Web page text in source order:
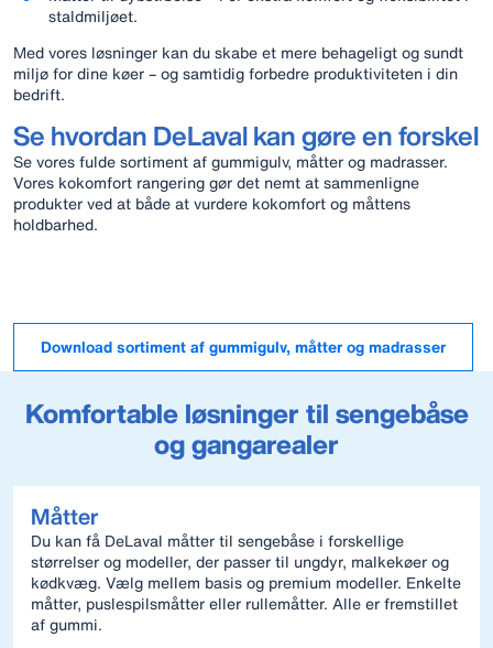
staldmiljøet.
Med vores løsninger kan du skabe et mere behageligt og sundt
miljø for dine køer – og samtidig forbedre produktiviteten i din
bedrift.
Se hvordan DeLaval kan gøre en forskel
Se vores fulde sortiment af gummigulv, måtter og madrasser.
Vores kokomfort rangering gør det nemt at sammenligne
produkter ved at både at vurdere kokomfort og måttens
holdbarhed.
Download sortiment af gummigulv, måtter og madrasser
Komfortable løsninger til sengebåse
og gangarealer
Måtter
Du kan få DeLaval måtter til sengebåse i forskellige
størrelser og modeller, der passer til ungdyr, malkekøer og
kødkvæg. Vælg mellem basis og premium modeller. Enkelte
måtter, puslespilsmåtter eller rullemåtter. Alle er fremstillet
af gummi.